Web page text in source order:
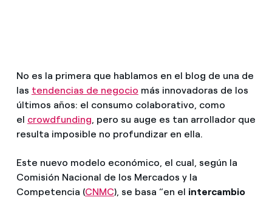
compañía?
Ofertas para autónomos y Pymes
¿Gestionas varias comunidades de propietarios?
Te ayudamos
Compromiso
Estafas telefónicas
No es la primera que hablamos en el blog de una de
las tendencias de negocio más innovadoras de los
últimos años: el consumo colaborativo, como
el crowdfunding, pero su auge es tan arrollador que
resulta imposible no profundizar en ella.
Este nuevo modelo económico, el cual, según la
Comisión Nacional de los Mercados y la
Competencia (CNMC), se basa “en el intercambio